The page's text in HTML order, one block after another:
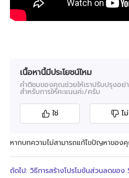
เนื้อหานี้มีประโยชน์ไหม
คำติชมของคุณช่วยให้เราปรับปรุงอ
สำหรับการให้คะแนนค่ะ/ครับ
ใช่ ไม่
หากบทความไม่สามารถแก้ไขปัญหาของ
ถัดไป: วิธีการสร้างโปรโมชันส่วนลดของ